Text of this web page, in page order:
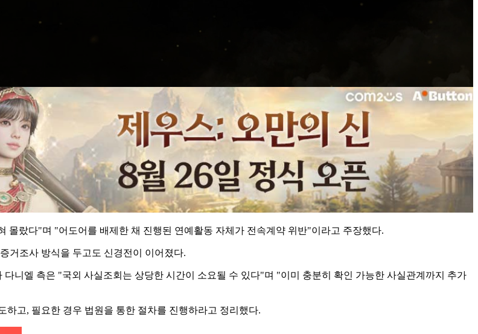
몰랐다"며 "어도어를 배제한 채 진행된 연예활동 자체가 전속계약 위반"이라고 주장했다.
거조사 방식을 두고도 신경전이 이어졌다.
니엘 측은 "국외 사실조회는 상당한 시간이 소요될 수 있다"며 "이미 충분히 확인 가능한 사실관계까지 추가
고, 필요한 경우 법원을 통한 절차를 진행하라고 정리했다.